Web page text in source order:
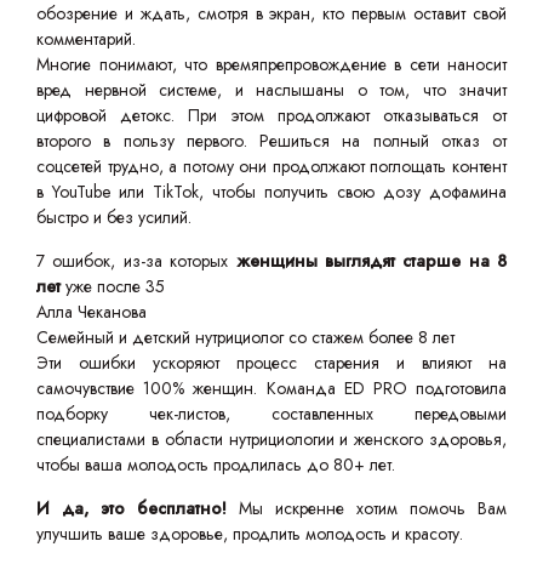
обозрение и ждать, смотря в экран, кто первым оставит свой
комментарий.
Многие понимают, что времяпрепровождение в сети наносит
вред нервной системе, и наслышаны о том, что значит
цифровой детокс. При этом продолжают отказываться от
второго в пользу первого. Решиться на полный отказ от
соцсетей трудно, а потому они продолжают поглощать контент
в YouTube или TikTok, чтобы получить свою дозу дофамина
быстро и без усилий.
7 ошибок, из-за которых женщины выглядят старше на 8
летуже после 35
Алла Чеканова
Семейный и детский нутрициолог со стажем более 8 лет
Эти ошибки ускоряют процесс старения и влияют на
самочувствие 100% женщин. Команда ED PRO подготовила
подборку чек-листов, составленных передовыми
специалистами в области нутрициологии и женского здоровья,
чтобы ваша молодость продлилась до 80+ лет.
И да, это бесплатно! Мы искренне хотим помочь Вам
улучшить ваше здоровье, продлить молодость и красоту.